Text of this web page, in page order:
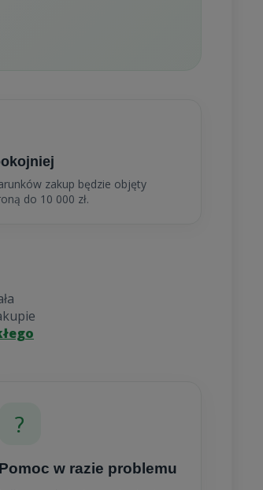
zakup będzie objęty
do 10 000 zł.
?
Pomoc w razie problemu